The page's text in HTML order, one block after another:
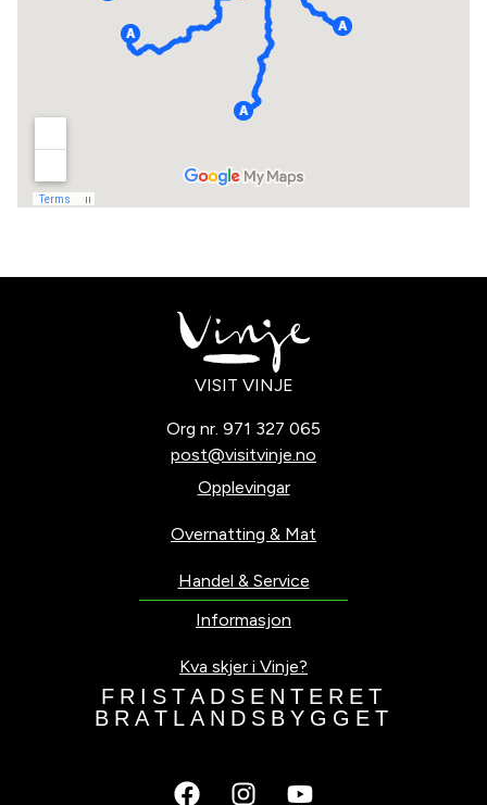
VISIT VINJE
Org nr. 971 327 065
post@visitvinje.no
Opplevingar
Overnatting & Mat
Handel & Service
Informasjon
Kva skjer i Vinje?
F R I S T A D S E N T E R E T
B R A T L A N D S B Y G G E T